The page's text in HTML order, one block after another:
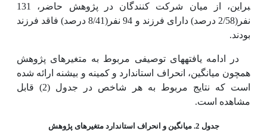
براین، از میان شرکت کنندگان در پژوهش حاضر، 131
نفر(2/58 درصد) دارای فرزند و 94 نفر(8/41 درصد) فاقد فرزند
بودند.
در ادامه یافته­های توصیفی مربوط به متغیرهای پژوهش
همچون میانگین، انحراف استاندارد و کمینه و بیشنه ارائه شده
است که نتایج مربوط به هر شاخص در جدول (2) قابل
مشاهده است.
جدول 2. میانگین و انحراف استاندارد متغیرهای پژوهش